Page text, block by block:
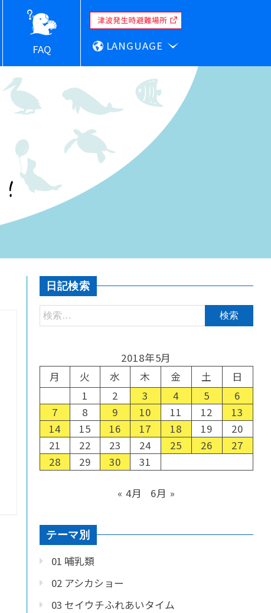
FAQ LANGUAGE
日記検索
2018年5月
月
火 水 木 金 土
日
1
2 3 4 5
6
7
8 9 10 11 12
13
14
15 16 17 18 19
20
21
22 23 24 25 26
27
28
29 30 31
« 4月 6月 »
テーマ別
01 哺乳類
02 アシカショー
03 セイウチふれあいタイム